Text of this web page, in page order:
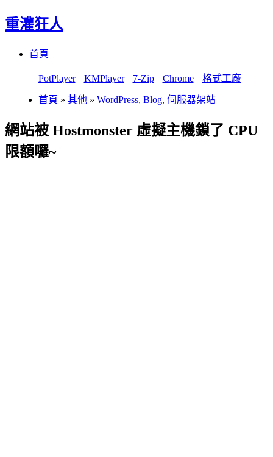
重灌狂人
首頁
PotPlayer KMPlayer 7-Zip Chrome 格式工廠
首頁 » 其他 » WordPress, Blog, 伺服器架站
網站被 Hostmonster 虛擬主機鎖了 CPU
限額囉~